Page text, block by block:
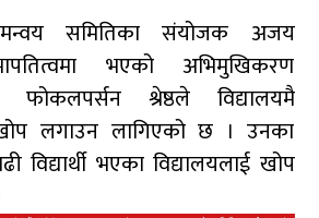
समितिका संयोजक अजय
भएको अभिमुखिकरण
फोकलपर्सन श्रेष्ठले विद्यालयमै
लगाउन लागिएको छ । उनका
भएका विद्यालयलाई खोप